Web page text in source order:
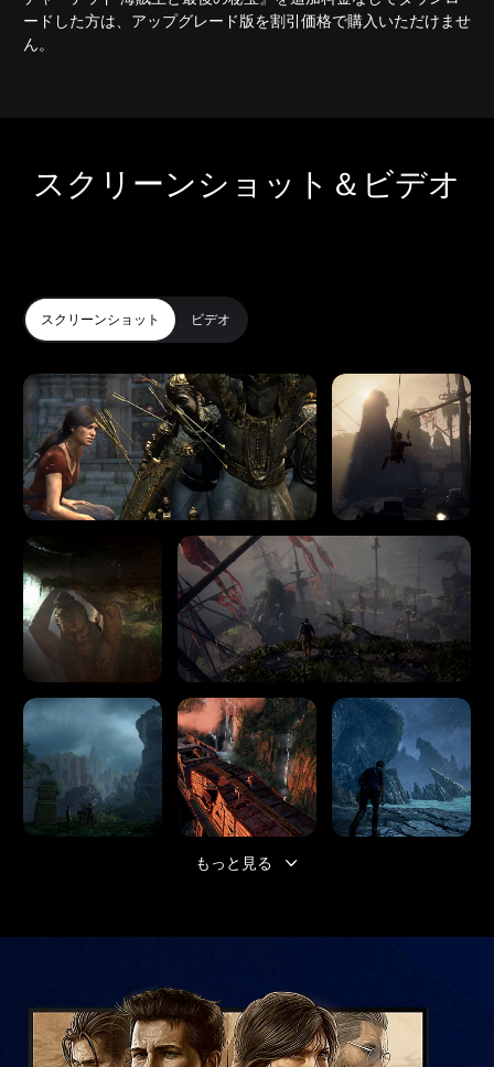
ードした方は、アップグレード版を割引価格で購入いただけませ
ん。
スクリーンショット＆ビデオ
スクリーンショット ビデオ
もっと見る